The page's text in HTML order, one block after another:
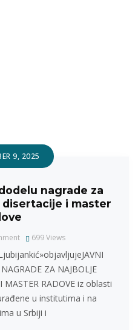
9, 2025
nagrade za
i master
699Views
ZA NAJBOLJE
MASTER RADOVE iz oblasti
u institutima i na
u Srbiji i